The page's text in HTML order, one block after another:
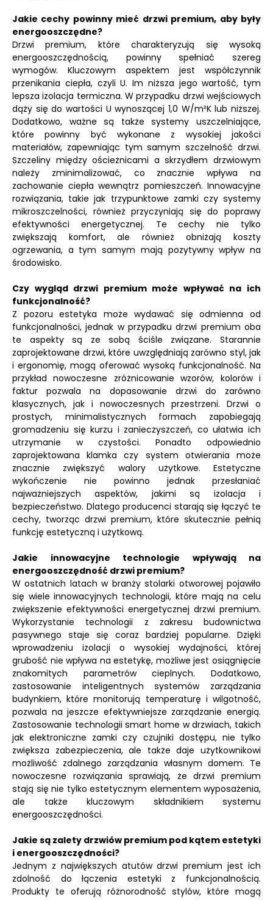
Jakie cechy powinny mieć drzwi premium, aby były
energooszczędne?
Drzwi premium, które charakteryzują się wysoką
energooszczędnością, powinny spełniać szereg
wymogów. Kluczowym aspektem jest współczynnik
przenikania ciepła, czyli U. Im niższa jego wartość, tym
lepsza izolacja termiczna. W przypadku drzwi wejściowych
dąży się do wartości U wynoszącej 1,0 W/m²K lub niższej.
Dodatkowo, ważne są także systemy uszczelniające,
które powinny być wykonane z wysokiej jakości
materiałów, zapewniając tym samym szczelność drzwi.
Szczeliny między ościeżnicami a skrzydłem drzwiowym
należy zminimalizować, co znacznie wpływa na
zachowanie ciepła wewnątrz pomieszczeń. Innowacyjne
rozwiązania, takie jak trzypunktowe zamki czy systemy
mikroszczelności, również przyczyniają się do poprawy
efektywności energetycznej. Te cechy nie tylko
zwiększają komfort, ale również obniżają koszty
ogrzewania, a tym samym mają pozytywny wpływ na
środowisko.
Czy wygląd drzwi premium może wpływać na ich
funkcjonalność?
Z pozoru estetyka może wydawać się odmienna od
funkcjonalności, jednak w przypadku drzwi premium oba
te aspekty są ze sobą ściśle związane. Starannie
zaprojektowane drzwi, które uwzględniają zarówno styl, jak
i ergonomię, mogą oferować wysoką funkcjonalność. Na
przykład nowoczesne zróżnicowanie wzorów, kolorów i
faktur pozwala na dopasowanie drzwi do zarówno
klasycznych, jak i nowoczesnych przestrzeni. Drzwi o
prostych, minimalistycznych formach zapobiegają
gromadzeniu się kurzu i zanieczyszczeń, co ułatwia ich
utrzymanie w czystości. Ponadto odpowiednio
zaprojektowana klamka czy system otwierania może
znacznie zwiększyć walory użytkowe. Estetyczne
wykończenie nie powinno jednak przesłaniać
najważniejszych aspektów, jakimi są izolacja i
bezpieczeństwo. Dlatego producenci starają się łączyć te
cechy, tworząc drzwi premium, które skutecznie pełnią
funkcję estetyczną i użytkową.
Jakie innowacyjne technologie wpływają na
energooszczędność drzwi premium?
W ostatnich latach w branży stolarki otworowej pojawiło
się wiele innowacyjnych technologii, które mają na celu
zwiększenie efektywności energetycznej drzwi premium.
Wykorzystanie technologii z zakresu budownictwa
pasywnego staje się coraz bardziej popularne. Dzięki
wprowadzeniu izolacji o wysokiej wydajności, której
grubość nie wpływa na estetykę, możliwe jest osiągnięcie
znakomitych parametrów cieplnych. Dodatkowo,
zastosowanie inteligentnych systemów zarządzania
budynkiem, które monitorują temperaturę i wilgotność,
pozwala na jeszcze efektywniejsze zarządzanie energią.
Zastosowanie technologii smart home w drzwiach, takich
jak elektroniczne zamki czy czujniki dostępu, nie tylko
zwiększa zabezpieczenia, ale także daje użytkownikowi
możliwość zdalnego zarządzania własnym domem. Te
nowoczesne rozwiązania sprawiają, że drzwi premium
stają się nie tylko estetycznym elementem wyposażenia,
ale także kluczowym składnikiem systemu
energooszczędności.
Jakie są zalety drzwiów premium pod kątem estetyki
i energooszczędności?
Jednym z największych atutów drzwi premium jest ich
zdolność do łączenia estetyki z funkcjonalnością.
Produkty te oferują różnorodność stylów, które mogą